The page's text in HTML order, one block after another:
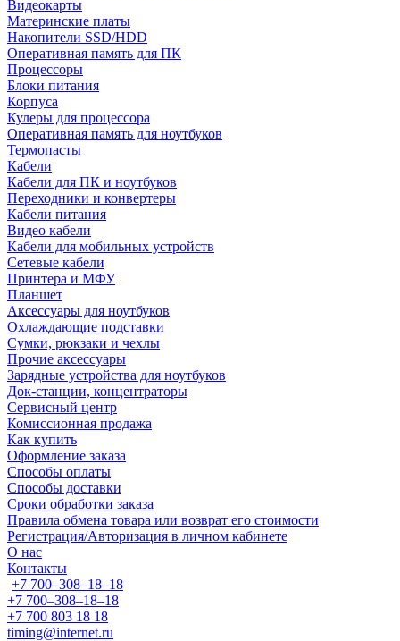
Видеокарты
Материнские платы
Накопители SSD/HDD
Оперативная память для ПК
Процессоры
Блоки питания
Корпуса
Кулеры для процессора
Оперативная память для ноутбуков
Термопасты
Кабели
Кабели для ПК и ноутбуков
Переходники и конвертеры
Кабели питания
Видео кабели
Кабели для мобильных устройств
Сетевые кабели
Принтера и МФУ
Планшет
Аксессуары для ноутбуков
Охлаждающие подставки
Сумки, рюкзаки и чехлы
Прочие аксессуары
Зарядные устройства для ноутбуков
Док-станции, концентраторы
Сервисный центр
Комиссионная продажа
Как купить
Оформление заказа
Способы оплаты
Способы доставки
Сроки обработки заказа
Правила обмена товара или возврат его стоимости
Регистрация/Авторизация в личном кабинете
О нас
Контакты
+7 700‒308‒18‒18
+7 700‒308‒18‒18
+7 700 803 18 18
timing@internet.ru